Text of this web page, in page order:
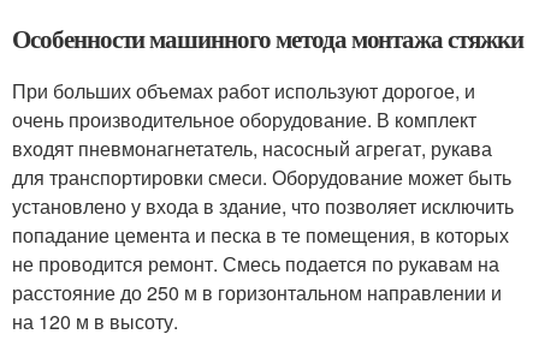
Особенности машинного метода монтажа стяжки
При больших объемах работ используют дорогое, и
очень производительное оборудование. В комплект
входят пневмонагнетатель, насосный агрегат, рукава
для транспортировки смеси. Оборудование может быть
установлено у входа в здание, что позволяет исключить
попадание цемента и песка в те помещения, в которых
не проводится ремонт. Смесь подается по рукавам на
расстояние до 250 м в горизонтальном направлении и
на 120 м в высоту.